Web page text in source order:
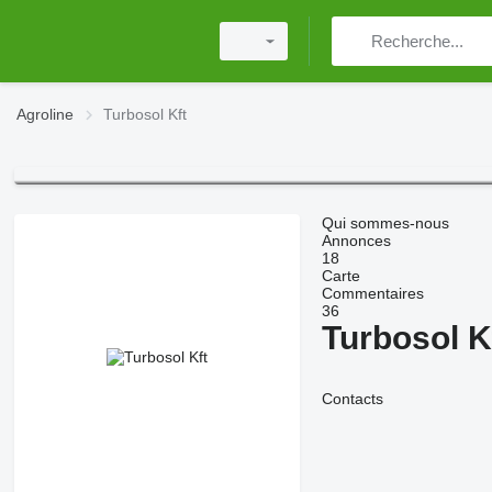
Agroline Turbosol Kft
Qui sommes-nous
Annonces
18
Carte
Commentaires
36
Turbosol
Contacts